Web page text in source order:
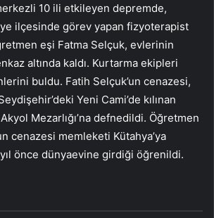
10 ili etkileyen depremde,
ilçesinde görev yapan fizyoterapist
eşi Fatma Selçuk, evlerinin
altında kaldı. Kurtarma ekipleri
buldu. Fatih Selçuk’un cenazesi,
Yeni Cami’de kılınan
Mezarlığı’na defnedildi. Öğretmen
cenazesi memleketi Kütahya’ya
önce dünyaevine girdiği öğrenildi.